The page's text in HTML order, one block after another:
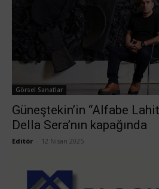
Görsel Sanatlar
Güneştekin’in “Alfabe
Della Sera’nın kapağında
Editör 12 Nisan 2025